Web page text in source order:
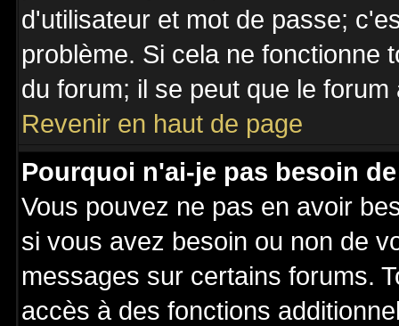
d'utilisateur et mot de passe;
problème. Si cela ne fonctionne
du forum; il se peut que le
Revenir en haut de page
Pourquoi n'ai-je pas besoin
Vous pouvez ne pas en avoir
si vous avez besoin ou non de
messages sur certains forums.
accès à des fonctions